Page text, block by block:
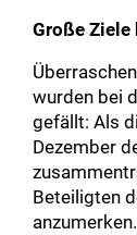
Große
wurden bei
gefällt: Als
Dezember
Beteiligten